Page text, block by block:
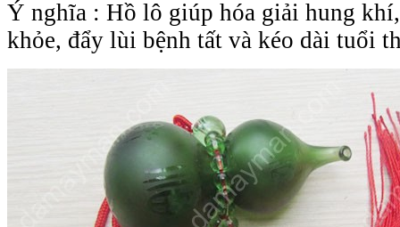
Ý nghĩa : Hồ lô giúp hóa giải hung
khỏe, đẩy lùi bệnh tất và kéo dài tuổi